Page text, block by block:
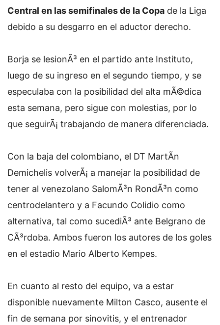
Central en las semifinales de la Copa de la Liga
debido a su desgarro en el aductor derecho.
Borja se lesionÃ³ en el partido ante Instituto,
luego de su ingreso en el segundo tiempo, y se
especulaba con la posibilidad del alta mÃ©dica
esta semana, pero sigue con molestias, por lo
que seguirÃ¡ trabajando de manera diferenciada.
Con la baja del colombiano, el DT MartÃ­n
Demichelis volverÃ¡ a manejar la posibilidad de
tener al venezolano SalomÃ³n RondÃ³n como
centrodelantero y a Facundo Colidio como
alternativa, tal como sucediÃ³ ante Belgrano de
CÃ³rdoba. Ambos fueron los autores de los goles
en el estadio Mario Alberto Kempes.
En cuanto al resto del equipo, va a estar
disponible nuevamente Milton Casco, ausente el
fin de semana por sinovitis, y el entrenador